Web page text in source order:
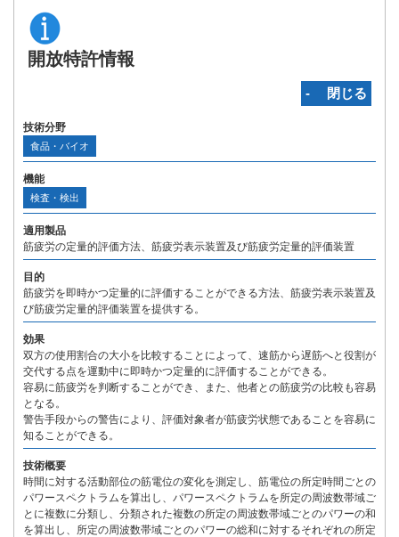
開放特許情報
‐ 閉じる
技術分野
食品・バイオ
機能
検査・検出
適用製品
筋疲労の定量的評価方法、筋疲労表示装置及び筋疲労定量的評価装置
目的
筋疲労を即時かつ定量的に評価することができる方法、筋疲労表示装置及
び筋疲労定量的評価装置を提供する。
効果
双方の使用割合の大小を比較することによって、速筋から遅筋へと役割が
交代する点を運動中に即時かつ定量的に評価することができる。
容易に筋疲労を判断することができ、また、他者との筋疲労の比較も容易
となる。
警告手段からの警告により、評価対象者が筋疲労状態であることを容易に
知ることができる。
技術概要
時間に対する活動部位の筋電位の変化を測定し、筋電位の所定時間ごとの
パワースペクトラムを算出し、パワースペクトラムを所定の周波数帯域ご
とに複数に分類し、分類された複数の所定の周波数帯域ごとのパワーの和
を算出し、所定の周波数帯域ごとのパワーの総和に対するそれぞれの所定